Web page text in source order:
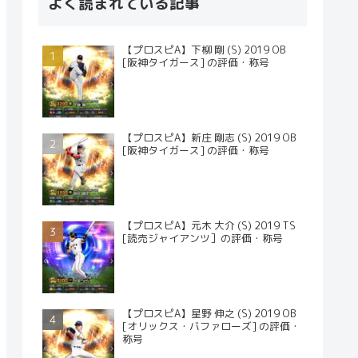
【プロスピA】下柳 剛 (S) 2019 OB
[阪神タイガース] の評価・称号
【プロスピA】新庄 剛志 (S) 2019 OB
[阪神タイガース] の評価・称号
【プロスピA】元木 大介 (S) 2019 TS
[読売ジャイアンツ］の評価・称号
【プロスピA】星野 伸之 (S) 2019 OB
[オリックス・バファローズ] の評価・
称号